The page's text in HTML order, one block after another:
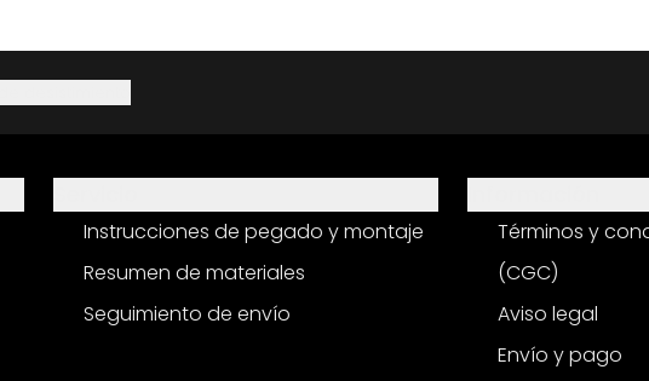
Instrucciones de pegado y montaje
Resumen de materiales
Seguimiento de envío
Términos y
(CGC)
Aviso legal
Envío y pago